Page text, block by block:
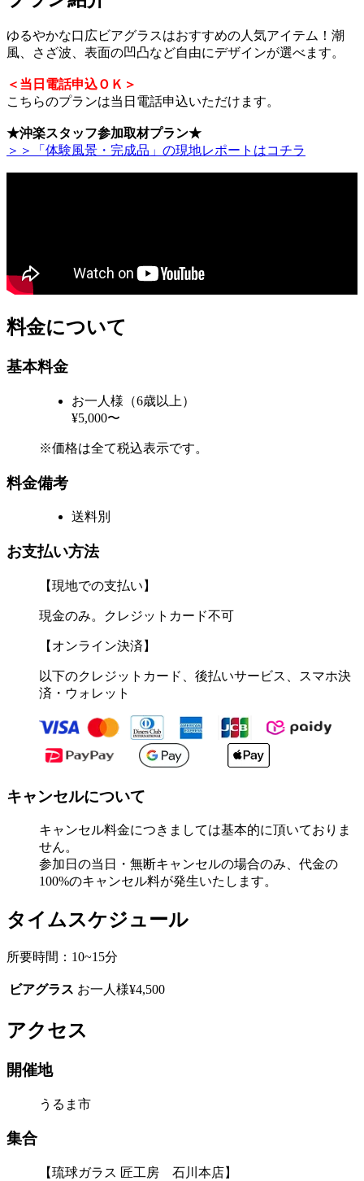
ゆるやかな口広ビアグラスはおすすめの人気アイテム！潮
風、さざ波、表面の凹凸など自由にデザインが選べます。
＜当日電話申込ＯＫ＞
こちらのプランは当日電話申込いただけます。
★沖楽スタッフ参加取材プラン★
＞＞「体験風景・完成品」の現地レポートはコチラ
料金について
基本料金
お一人様（6歳以上）
¥5,000〜
※価格は全て税込表示です。
料金備考
送料別
お支払い方法
【現地での支払い】
現金のみ。クレジットカード不可
【オンライン決済】
以下のクレジットカード、後払いサービス、スマホ決
済・ウォレット
キャンセルについて
キャンセル料金につきましては基本的に頂いておりま
せん。
参加日の当日・無断キャンセルの場合のみ、代金の
100%のキャンセル料が発生いたします。
タイムスケジュール
所要時間：10~15分
ビアグラス お一人様¥4,500
アクセス
開催地
うるま市
集合
【琉球ガラス 匠工房 石川本店】